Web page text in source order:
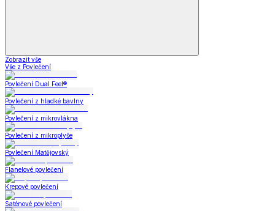
Zobrazit vše
Vše z Povlečení
Povlečení Dual Feel®
Povlečení z hladké bavlny
Povlečení z mikrovlákna
Povlečení z mikroplyše
Povlečení Matějovský
Flanelové povlečení
Krepové povlečení
Saténové povlečení